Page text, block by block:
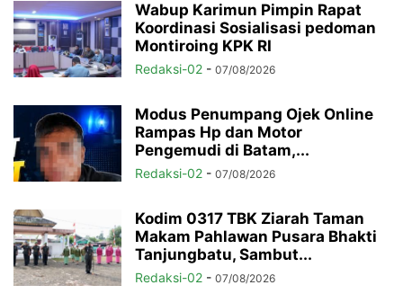
Wabup Karimun Pimpin Rapat
Koordinasi Sosialisasi pedoman
Montiroing KPK RI
Redaksi-02 - 07/08/2026
Modus Penumpang Ojek Online
Rampas Hp dan Motor
Pengemudi di Batam,...
Redaksi-02 - 07/08/2026
Kodim 0317 TBK Ziarah Taman
Makam Pahlawan Pusara Bhakti
Tanjungbatu, Sambut...
Redaksi-02 - 07/08/2026